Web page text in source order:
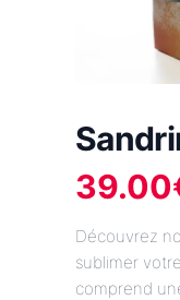
39.00
Découvrez
sublimer
comprend